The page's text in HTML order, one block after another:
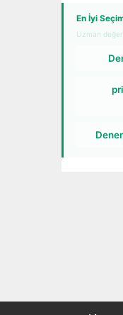
En İyi
Uzman